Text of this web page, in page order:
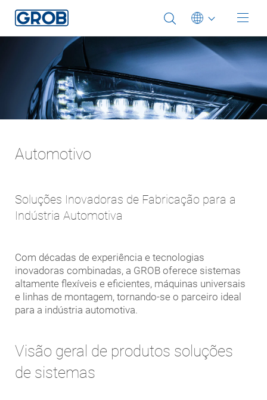
Deutsch
English (US)
Português
中文
Automotivo
Soluções Inovadoras de Fabricação para a
Indústria Automotiva
Com décadas de experiência e tecnologias
inovadoras combinadas, a GROB oferece sistemas
altamente flexíveis e eficientes, máquinas universais
e linhas de montagem, tornando-se o parceiro ideal
para a indústria automotiva.
Visão geral de produtos soluções
de sistemas